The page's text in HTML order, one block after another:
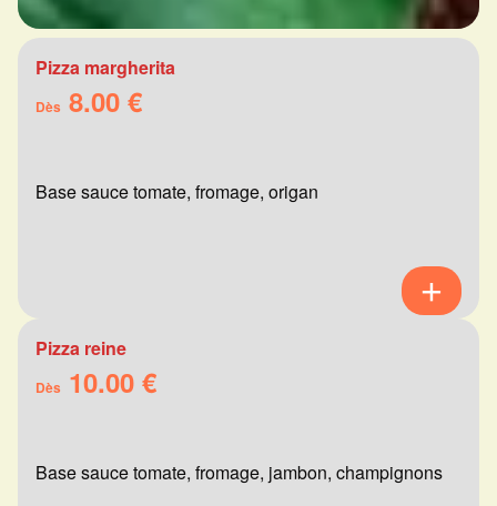
Pizza margherita
Dès 8.00 €
Base sauce tomate, fromage, origan
Pizza reine
Dès 10.00 €
Base sauce tomate, fromage, jambon, champignons